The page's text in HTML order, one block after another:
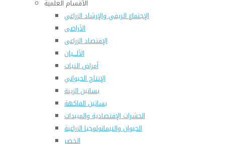
الأقسام العلمية
الإجتماع الريفي والإرشاد الزراعي
الأراضى
الإقتصاد الزراعى
الألـــبان
أمراض النبات
الإنتاج الحيواني
بساتين الزينة
بساتين الفاكهة
الحشرات الإقتصادية والمبيدات
الحيوان والنيماتولوجيا الزراعية
الخضر